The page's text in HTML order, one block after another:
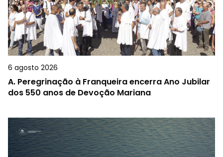
6 agosto 2026
A. Peregrinação à Franqueira encerra Ano Jubilar
dos 550 anos de Devoção Mariana